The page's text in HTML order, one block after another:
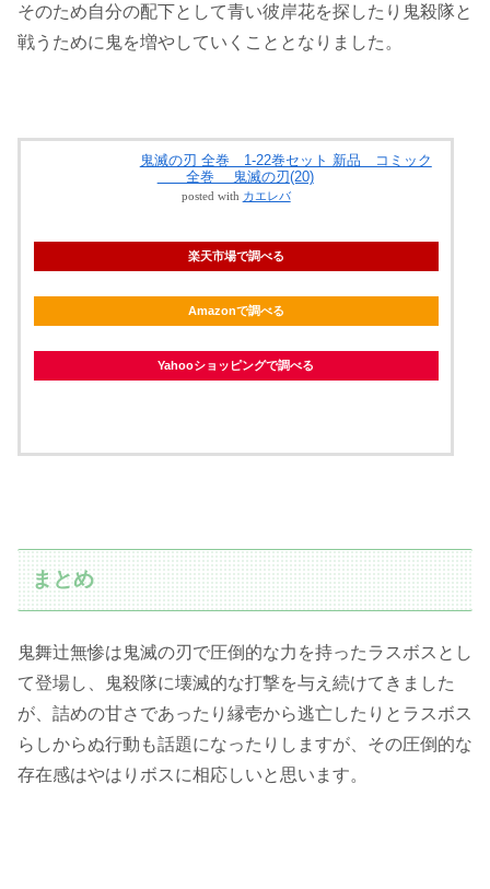
そのため自分の配下として青い彼岸花を探したり鬼殺隊と
戦うために鬼を増やしていくこととなりました。
鬼滅の刃 全巻 1-22巻セット 新品 コミック
全巻 鬼滅の刃(20)
posted with カエレバ
楽天市場で調べる
Amazonで調べる
Yahooショッピングで調べる
まとめ
鬼舞辻無惨は鬼滅の刃で圧倒的な力を持ったラスボスとし
て登場し、鬼殺隊に壊滅的な打撃を与え続けてきました
が、詰めの甘さであったり縁壱から逃亡したりとラスボス
らしからぬ行動も話題になったりしますが、その圧倒的な
存在感はやはりボスに相応しいと思います。